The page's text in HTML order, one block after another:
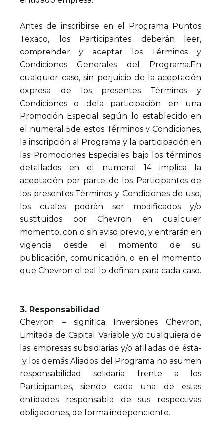
Antes de inscribirse en el Programa Puntos
Texaco, los Participantes deberán leer,
comprender y aceptar los Términos y
Condiciones Generales del Programa.En
cualquier caso, sin perjuicio de la aceptación
expresa de los presentes Términos y
Condiciones o dela participación en una
Promoción Especial según lo establecido en
el numeral 5de estos Términos y Condiciones,
la inscripción al Programa y la participación en
las Promociones Especiales bajo los términos
detallados en el numeral 14 implica la
aceptación por parte de los Participantes de
los presentes Términos y Condiciones de uso,
los cuales podrán ser modificados y/o
sustituidos por Chevron en cualquier
momento, con o sin aviso previo, y entrarán en
vigencia desde el momento de su
publicación, comunicación, o en el momento
que Chevron oLeal lo definan para cada caso.
3. Responsabilidad
Chevron – significa Inversiones Chevron,
Limitada de Capital Variable y/o cualquiera de
las empresas subsidiarias y/o afiliadas de ésta-
y los demás Aliados del Programa no asumen
responsabilidad solidaria frente a los
Participantes, siendo cada una de estas
entidades responsable de sus respectivas
obligaciones, de forma independiente.